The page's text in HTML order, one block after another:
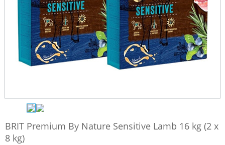
BRIT Premium By Nature Sensitive Lamb 16 kg (2 x
8 kg)